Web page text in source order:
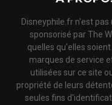
Disneyphile.fr n'est pas
sponsorisé par The
quelles qu'elles
marques de service
utilisées sur ce site
propriété de leurs
seules fins